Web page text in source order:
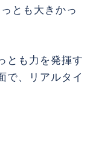
っとも大きかっ
とも力を発揮す
で、リアルタイ